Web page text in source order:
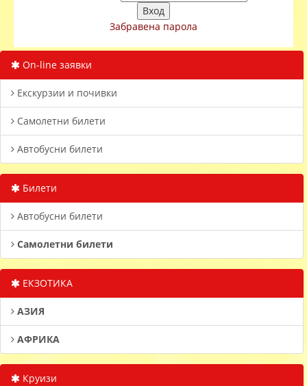
Забравена парола
On-line заявки
Екскурзии и почивки
Самолетни билети
Автобусни билети
Билети
Автобусни билети
Самолетни билети
ЕКЗОТИКА
АЗИЯ
АФРИКА
Круизи